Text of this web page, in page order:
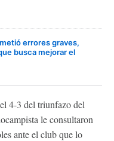
errores graves,
busca mejorar el
4-3 del triunfazo del
le consultaron
ante el club que lo